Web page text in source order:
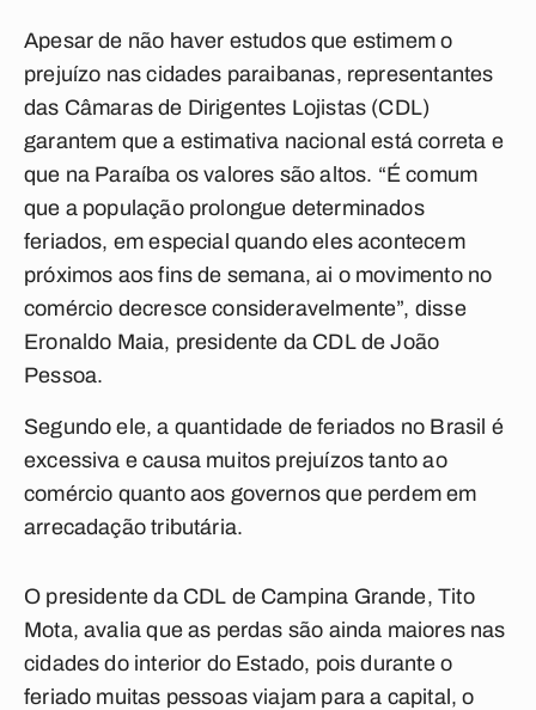
Apesar de não haver estudos que estimem o
prejuízo nas cidades paraibanas, representantes
das Câmaras de Dirigentes Lojistas (CDL)
garantem que a estimativa nacional está correta e
que na Paraíba os valores são altos. “É comum
que a população prolongue determinados
feriados, em especial quando eles acontecem
próximos aos fins de semana, ai o movimento no
comércio decresce consideravelmente”, disse
Eronaldo Maia, presidente da CDL de João
Pessoa.
Segundo ele, a quantidade de feriados no Brasil é
excessiva e causa muitos prejuízos tanto ao
comércio quanto aos governos que perdem em
arrecadação tributária.
O presidente da CDL de Campina Grande, Tito
Mota, avalia que as perdas são ainda maiores nas
cidades do interior do Estado, pois durante o
feriado muitas pessoas viajam para a capital, o